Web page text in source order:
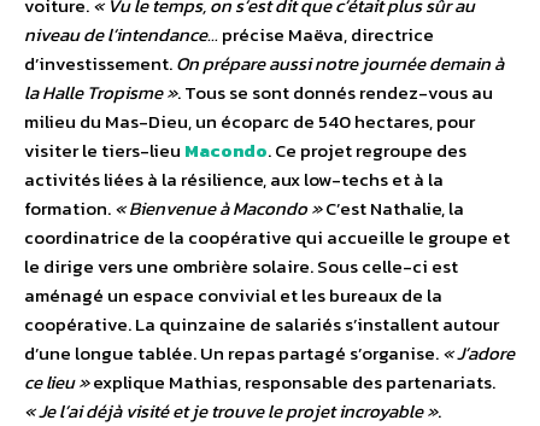
niveau de l’intendance… précise Maëva, directrice
d’investissement.On prépare aussi notre journée demain à
la Halle Tropisme ». Tous se sont donnés rendez-vous au
milieu du Mas-Dieu, un écoparc de 540 hectares, pour
visiter le tiers-lieu Macondo. Ce projet regroupe des
activités liées à la résilience, aux low-techs et à la
formation.« Bienvenue à Macondo »C’est Nathalie, la
coordinatrice de la coopérative qui accueille le groupe et
le dirige vers une ombrière solaire. Sous celle-ci est
aménagé un espace convivial et les bureaux de la
coopérative. La quinzaine de salariés s’installent autour
d’une longue tablée. Un repas partagé s’organise.« J’adore
ce lieu »explique Mathias, responsable des partenariats.
« Je l’ai déjà visité et je trouve le projet incroyable ».